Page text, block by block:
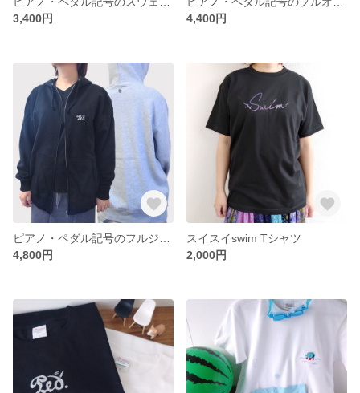
3,400円
4,400円
4,800円
スイスイswim Tシャツ
2,000円